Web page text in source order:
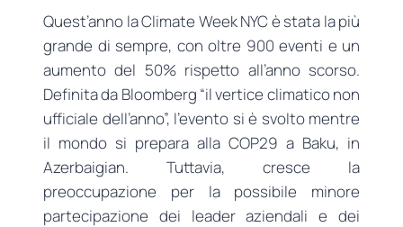
Quest’anno la Climate Week NYC è stata la più
grande di sempre, con oltre 900 eventi e un
aumento del 50% rispetto all’anno scorso.
Definita da Bloomberg “il vertice climatico non
ufficiale dell’anno”, l’evento si è svolto mentre
il mondo si prepara alla COP29 a Baku, in
Azerbaigian. Tuttavia, cresce la
preoccupazione per la possibile minore
partecipazione dei leader aziendali e dei